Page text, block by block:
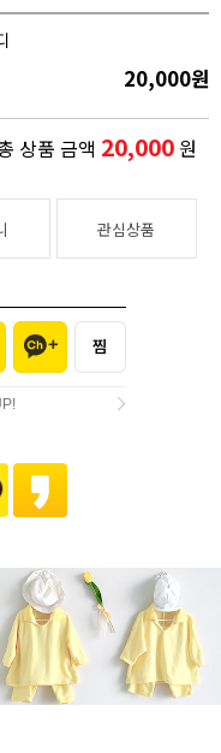
20,000원
상품 금액 20,000원
관심상품